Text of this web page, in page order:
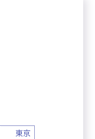
東京